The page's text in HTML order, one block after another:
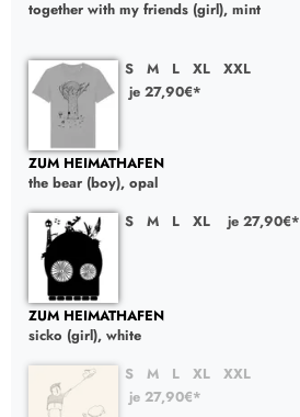
together with my friends (girl), mint
S M L XL
XXL
je 27,90€*
ZUM HEIMATHAFEN
the bear (boy), opal
S
M L XL je 27,90€*
ZUM HEIMATHAFEN
sicko (girl), white
S
M L XL
XXL
je 27,90€*